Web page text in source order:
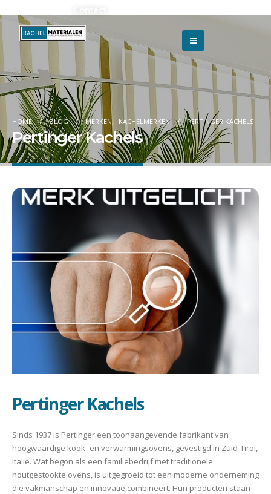
HOME BLOG MERKEN, KACHELMERKEN PERTINGER KACHELS
Pertinger Kachels
Pertinger Kachels
Sinds 1937 is Pertinger een toonaangevende fabrikant van
hoogwaardige kook- en verwarmingsovens, gevestigd in Zuid-Tirol,
Italië. Wat begon als een familiebedrijf met traditionele
houtgestookte ovens, is uitgegroeid tot een moderne onderneming
die vakmanschap en innovatie combineert. Hun producten staan